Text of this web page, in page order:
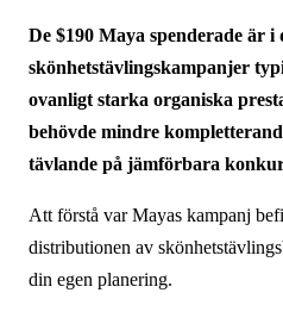
De $190 Maya spenderade är i
skönhets­tävlings­kampanjer
ovanligt starka organiska
behövde mindre
tävlande på jämförbara
Att förstå var Mayas kampanj
distributionen av
din egen planering.